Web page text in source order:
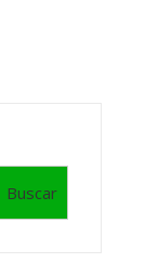
Buscar